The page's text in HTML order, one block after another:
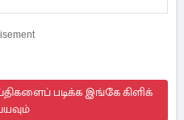
படிக்க இங்கே கிளிக்